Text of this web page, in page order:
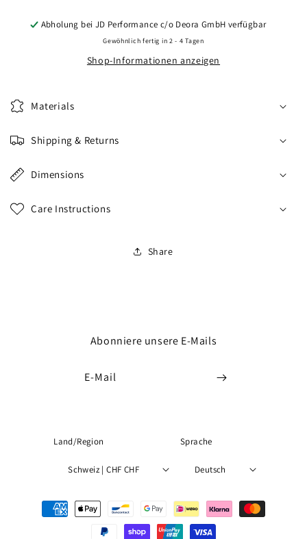
Black
Black
Abholung bei JD Performance c/o Deora GmbH verfügbar
Gewöhnlich fertig in 2 - 4 Tagen
Shop-Informationen anzeigen
Materials
Shipping & Returns
Dimensions
Care Instructions
Share
Abonniere unsere E-Mails
E-Mail
Land/Region
Schweiz | CHF CHF
Sprache
Deutsch
Zahlungsmethoden